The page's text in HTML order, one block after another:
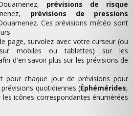
prévisions de risque
prévisions de pressions
Ces prévisions météo sont
page, survolez avec votre curseur (ou
mobiles ou tablettes) sur les
d'en savoir plus sur les prévisions de
pour chaque jour de prévisions pour
quotidiennes (Éphémérides,
icônes correspondantes énumérées